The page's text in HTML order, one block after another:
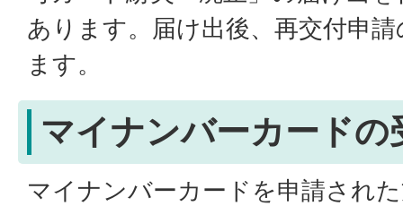
あります。届け出後、再交付申
ます。
マイナンバーカードの
マイナンバーカードを申請され